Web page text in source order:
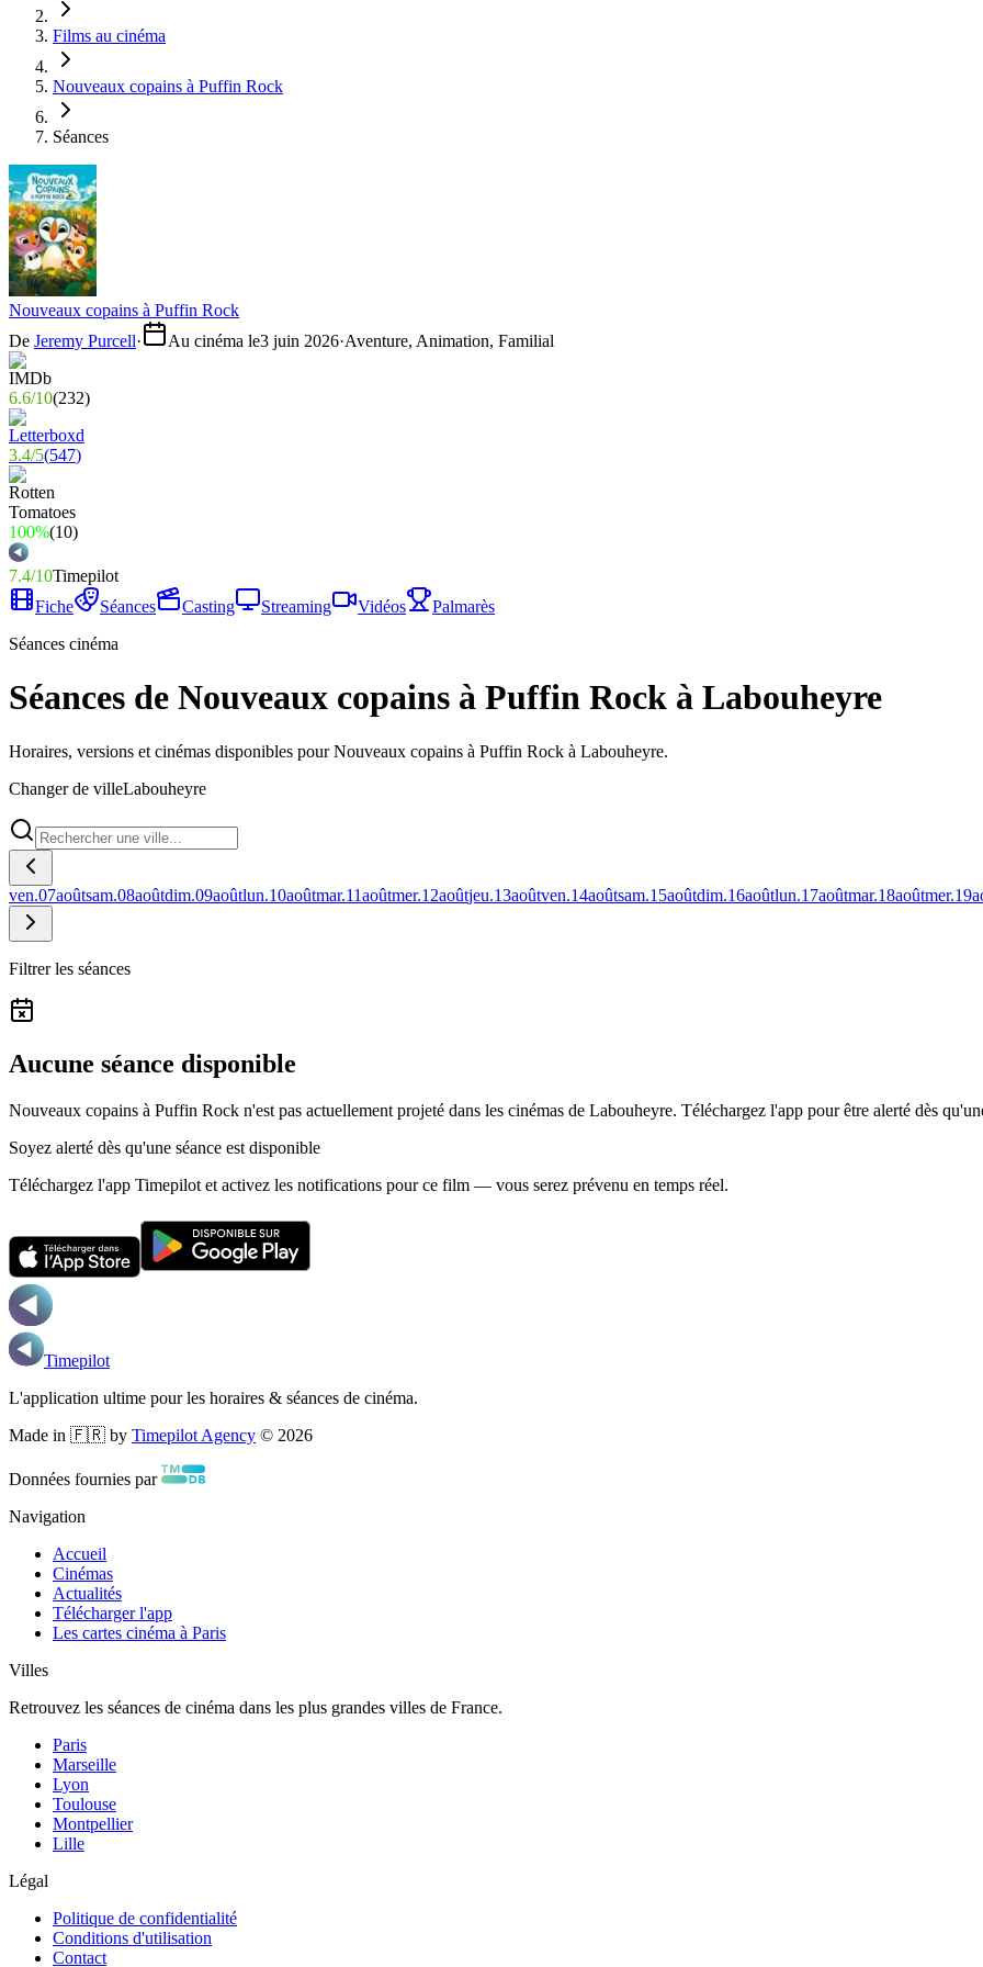
Films au cinéma
Nouveaux copains à Puffin Rock
Séances
Nouveaux copains à Puffin Rock
De Jeremy Purcell· Au cinéma le3 juin 2026·Aventure, Animation, Familial
6.6/10(232)
3.4/5(547)
100%(10)
7.4/10Timepilot
Fiche
Séances Casting Streaming Vidéos
Palmarès
Séances cinéma
Séances de Nouveaux copains à Puffin Rock à Labouheyre
Horaires, versions et cinémas disponibles pour Nouveaux copains à Puffin Rock à Labouheyre.
Changer de villeLabouheyre
ven.07aoûtsam.08aoûtdim.09aoûtlun.10aoûtmar.11aoûtmer.12aoûtjeu.13aoûtven.14aoûtsam.15aoûtdim.16aoûtlun.17aoûtmar.18aoûtmer.19
Filtrer les séances
Aucune séance disponible
Nouveaux copains à Puffin Rock n'est pas actuellement projeté dans les cinémas de Labouheyre. Téléchargez l'app pour être alerté dès
Soyez alerté dès qu'une séance est disponible
Téléchargez l'app Timepilot et activez les notifications pour ce film — vous serez prévenu en temps réel.
Timepilot
L'application ultime pour les horaires & séances de cinéma.
Made in 🇫🇷 by Timepilot Agency © 2026
Données fournies par
Navigation
Accueil
Cinémas
Actualités
Télécharger l'app
Les cartes cinéma à Paris
Villes
Retrouvez les séances de cinéma dans les plus grandes villes de France.
Paris
Marseille
Lyon
Toulouse
Montpellier
Lille
Légal
Politique de confidentialité
Conditions d'utilisation
Contact